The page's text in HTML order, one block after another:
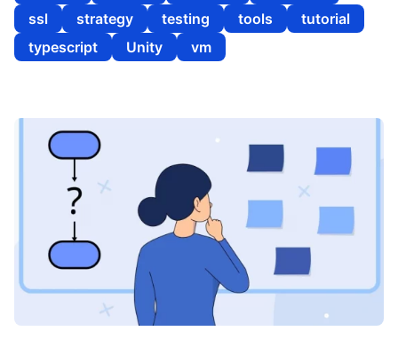
ssl
strategy testing tools
tutorial
typescript
Unity vm